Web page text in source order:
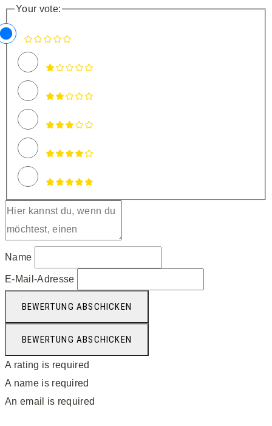
Your vote:
Name
E-Mail-Adresse
BEWERTUNG ABSCHICKEN
BEWERTUNG ABSCHICKEN
A rating is required
A name is required
An email is required